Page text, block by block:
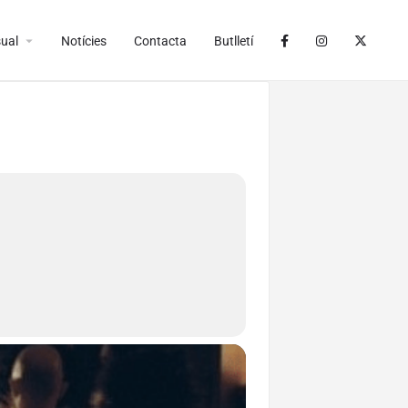
arrow_drop_down Notícies Contacta Butlletí